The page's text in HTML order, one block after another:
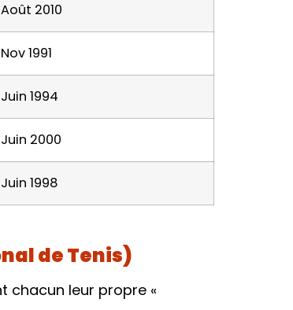
Août 2010
Nov 1991
Juin 1994
Juin 2000
Juin 1998
de Tenis)
chacun leur propre «